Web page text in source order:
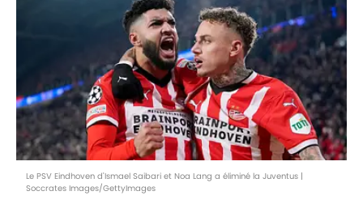
Le PSV Eindhoven d'Ismael Saibari et Noa Lang a éliminé la Juventus |
Soccrates Images/GettyImages